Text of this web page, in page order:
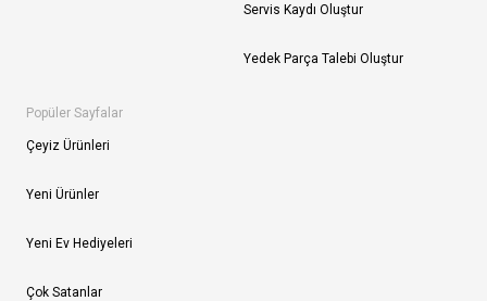
Servis Kaydı Oluştur
Yedek Parça Talebi Oluştur
Popüler Sayfalar
Çeyiz Ürünleri
Yeni Ürünler
Yeni Ev Hediyeleri
Çok Satanlar